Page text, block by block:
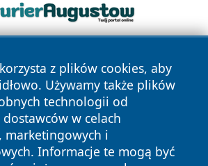
z plików cookies, aby
Używamy także plików
technologii od
w celach
marketingowych i
Informacje te mogą być
Wszystkie prawa zastrzeżone.